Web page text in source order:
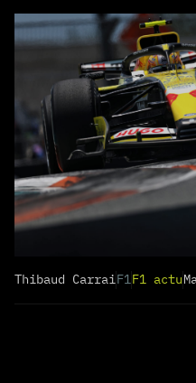
Thibaud CarraiF1F1 actu